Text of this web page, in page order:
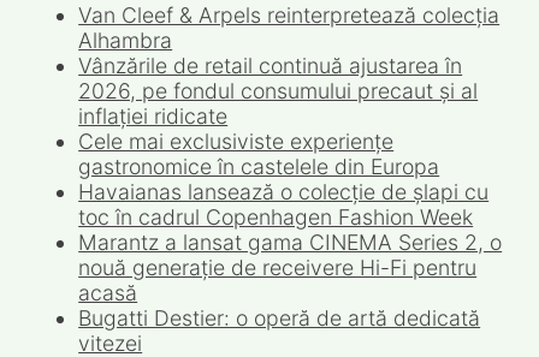
Van Cleef & Arpels reinterpretează colecția
Alhambra
Vânzările de retail continuă ajustarea în
2026, pe fondul consumului precaut și al
inflației ridicate
Cele mai exclusiviste experiențe
gastronomice în castelele din Europa
Havaianas lansează o colecție de șlapi cu
toc în cadrul Copenhagen Fashion Week
Marantz a lansat gama CINEMA Series 2, o
nouă generație de receivere Hi-Fi pentru
acasă
Bugatti Destier: o operă de artă dedicată
vitezei